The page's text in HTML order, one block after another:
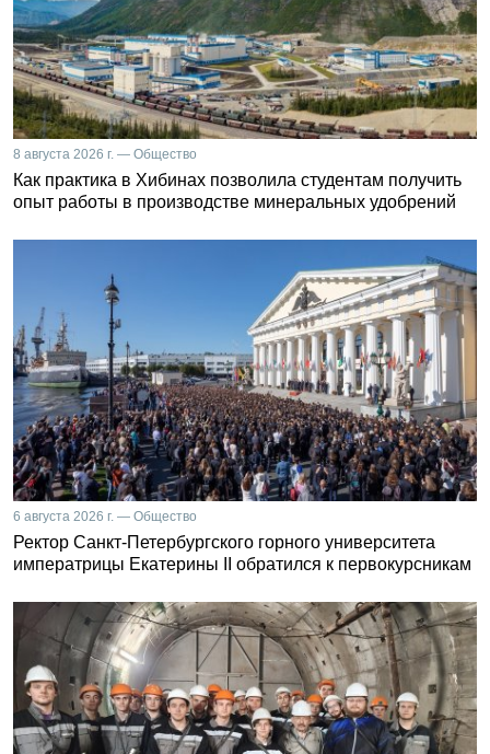
8 августа 2026 г. — Общество
Как практика в Хибинах позволила студентам получить
опыт работы в производстве минеральных удобрений
6 августа 2026 г. — Общество
Ректор Санкт-Петербургского горного университета
императрицы Екатерины II обратился к первокурсникам